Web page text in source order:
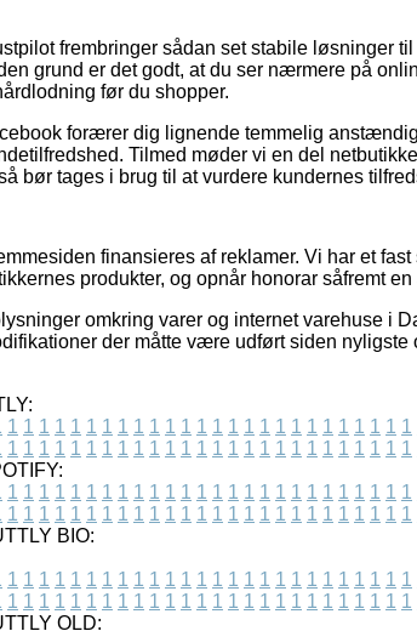
frembringer sådan set stabile løsninger
grund er det godt, at du ser nærmere på
før du shopper.
forærer dig lignende temmelig
Tilmed møder vi en del
bør tages i brug til at vurdere kundernes
finansieres af reklamer. Vi har et
produkter, og opnår honorar såfremt
omkring varer og internet varehuse i
der måtte være udført siden nyligste
1 1 1 1 1 1 1 1 1 1 1 1 1 1 1 1 1 1 1 1 1 1 1 1 1 1
1 1 1 1 1 1 1 1 1 1 1 1 1 1 1 1 1 1 1 1 1 1 1 1 1 1
1 1 1 1 1 1 1 1 1 1 1 1 1 1 1 1 1 1 1 1 1 1 1 1 1 1
1 1 1 1 1 1 1 1 1 1 1 1 1 1 1 1 1 1 1 1 1 1 1 1 1 1
BIO:
1 1 1 1 1 1 1 1 1 1 1 1 1 1 1 1 1 1 1 1 1 1 1 1 1 1
1 1 1 1 1 1 1 1 1 1 1 1 1 1 1 1 1 1 1 1 1 1 1 1 1 1
OLD: